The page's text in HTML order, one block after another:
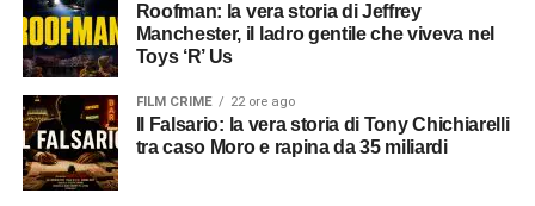
Roofman: la vera storia di Jeffrey
Manchester, il ladro gentile che viveva nel
Toys ‘R’ Us
FILM CRIME 22 ore ago
tra caso Moro e rapina da 35 miliardi